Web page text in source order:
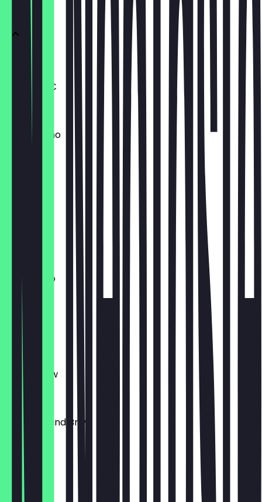
Espresso
Double +1€
3,00 €
Cappuccino
Americano
4,00 €
Cortado
4,00 €
Batch Brew
4,00 €
Today's Hand Brew
5,50 €